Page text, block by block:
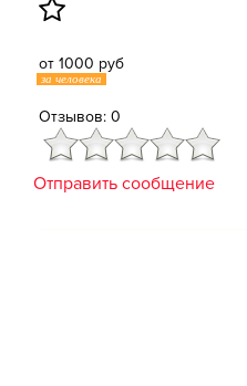
от 1000 руб
за человека
Отзывов: 0
Отправить сообщение